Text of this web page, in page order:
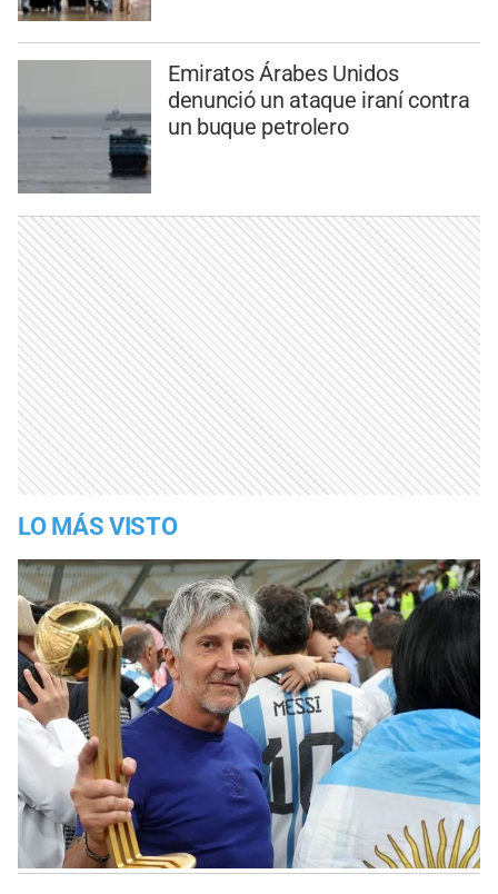
Emiratos Árabes Unidos
denunció un ataque iraní contra
un buque petrolero
LO MÁS VISTO